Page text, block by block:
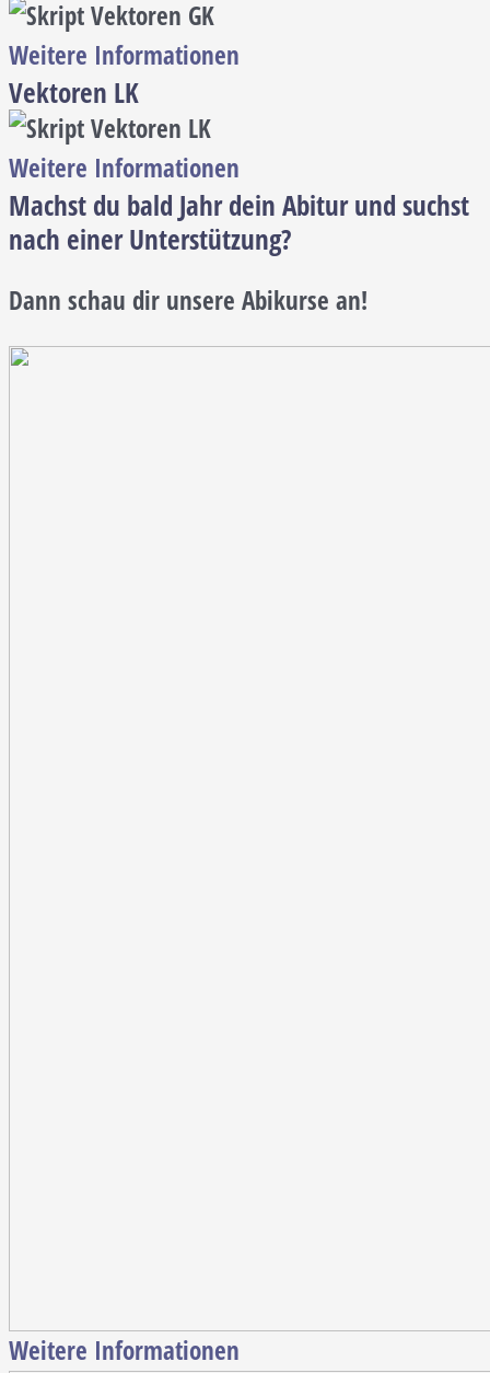
Weitere Informationen
Vektoren LK
Weitere Informationen
Machst du bald Jahr dein Abitur und suchst
nach einer Unterstützung?
Dann schau dir unsere Abikurse an!
Weitere Informationen